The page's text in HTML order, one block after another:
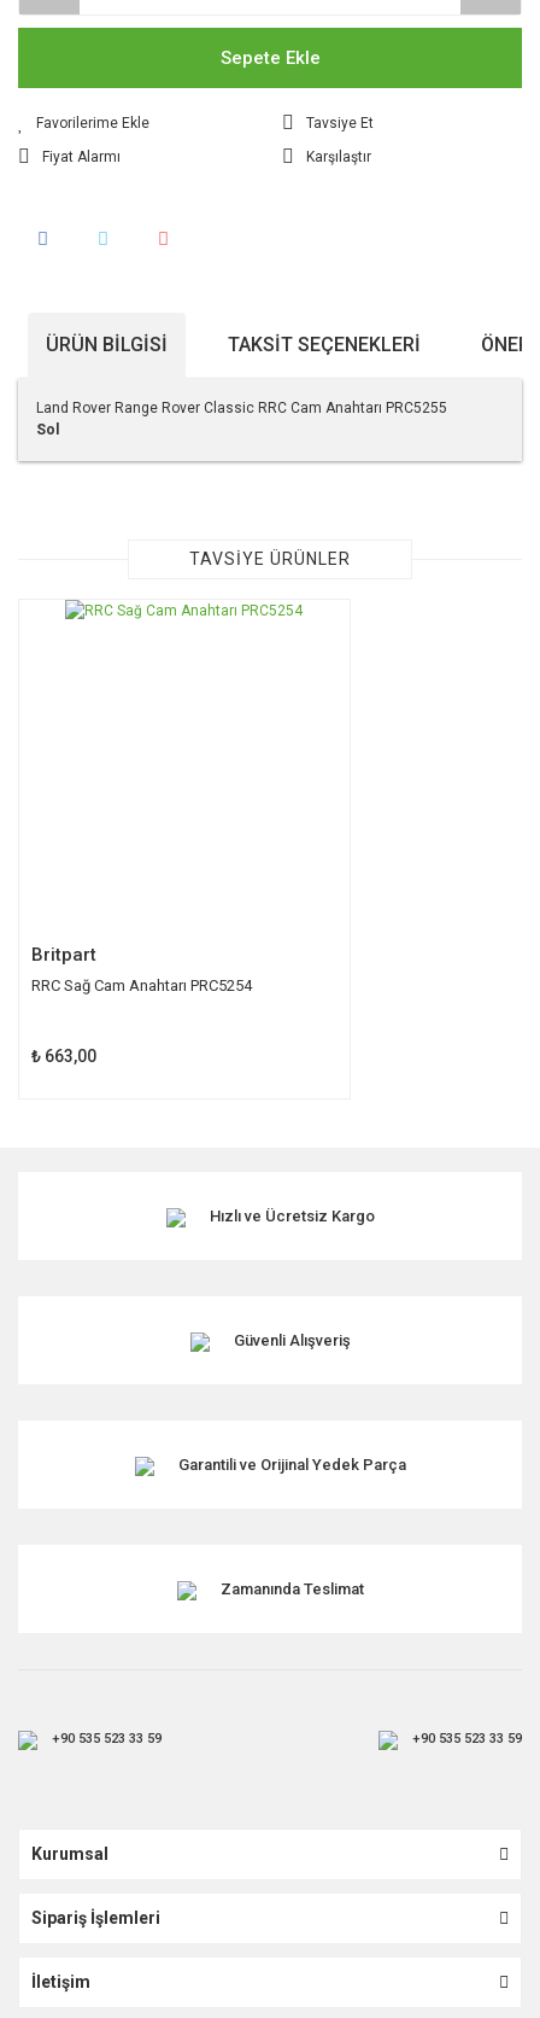
Sepete Ekle
Tavsiye Et
Fiyat Alarmı
Karşılaştır
ÜRÜN BILGISI TAKSIT SEÇENEKLERI
Land Rover Range Rover Classic RRC Cam Anahtarı PRC5255
Sol
Görüş ve önerileriniz için teşekkür ederiz.
Ürün resmi kalitesiz, bozuk veya görüntülenemiyor.
TAVSİYE ÜRÜNLER
Britpart
RRC Sağ Cam Anahtarı PRC5254
₺ 663,00
Hızlı ve Ücretsiz Kargo
Güvenli Alışveriş
Garantili ve Orijinal Yedek Parça
Zamanında Teslimat
+90 535 523 33 59 +90 535 523 33 59
Kurumsal
Sipariş İşlemleri
İletişim